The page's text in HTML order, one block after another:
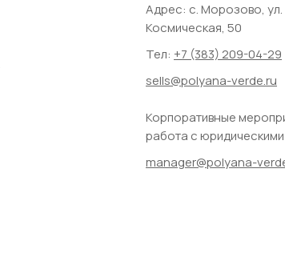
Адрес: ​с. Морозово, ул.
Космическая, 50
Тел: +7 (383) 209-04-29
sells@polyana-verde.ru
Корпоративные
работа с
manager@polyana-